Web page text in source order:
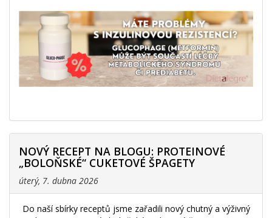
NOVÝ RECEPT NA BLOGU: PROTEINOVÉ
„BOLOŇSKÉ“ CUKETOVÉ ŠPAGETY
úterý, 7. dubna 2026
Do naší sbírky receptů jsme zařadili nový chutný a výživný